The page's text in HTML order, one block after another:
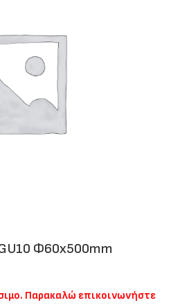
Φ60x500mm
Παρακαλώ επικοινωνήστε